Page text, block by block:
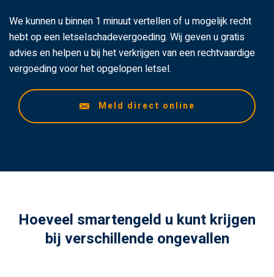
We kunnen u binnen 1 minuut vertellen of u mogelijk recht
hebt op een letselschadevergoeding. Wij geven u gratis
advies en helpen u bij het verkrijgen van een rechtvaardige
vergoeding voor het opgelopen letsel.
Meld direct online
Hoeveel smartengeld u kunt krijgen
bij verschillende ongevallen